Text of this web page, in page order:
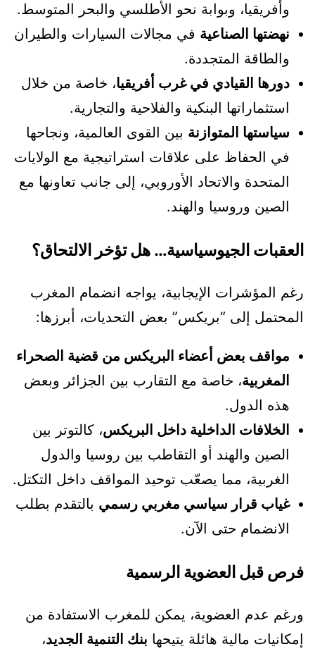
وأفريقيا، وبوابة نحو الأطلسي والبحر المتوسط.
نهضتها الصناعية في مجالات السيارات والطيران
والطاقة المتجددة.
دورها القيادي في غرب أفريقيا، خاصة من خلال
استثماراتها البنكية والفلاحية والتجارية.
سياستها المتوازنة بين القوى العالمية، ونجاحها
في الحفاظ على علاقات استراتيجية مع الولايات
المتحدة والاتحاد الأوروبي، إلى جانب تعاونها مع
الصين وروسيا والهند.
العقبات الجيوسياسية… هل تؤخر الالتحاق؟
رغم المؤشرات الإيجابية، يواجه انضمام المغرب
المحتمل إلى “بريكس” بعض التحديات، أبرزها:
مواقف بعض أعضاء البريكس من قضية الصحراء
المغربية، خاصة مع التقارب بين الجزائر وبعض
هذه الدول.
الخلافات الداخلية داخل البريكس، كالتوتر بين
الصين والهند أو التقاطب بين روسيا والدول
الغربية، مما يصعّب توحيد المواقف داخل التكتل.
غياب قرار سياسي مغربي رسمي بالتقدم بطلب
الانضمام حتى الآن.
فرص قبل العضوية الرسمية
ورغم عدم العضوية، يمكن للمغرب الاستفادة من
إمكانيات مالية هائلة يتيحها بنك التنمية الجديد،